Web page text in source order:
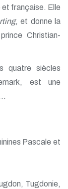
et française. Elle
, et donne la
Christian-
quatre siècles
est une
Pascale et
Tugdonie,